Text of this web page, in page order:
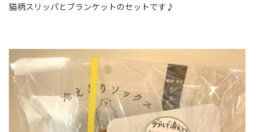
猫柄スリッパとブランケットのセットです♪